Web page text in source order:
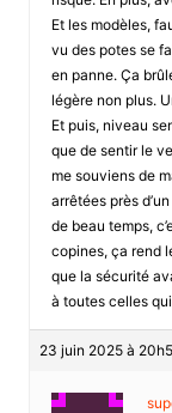
Et les modèles,
vu des potes se
en panne. Ça
légère non plus.
Et puis, niveau
que de sentir le
me souviens de
arrêtées près
de beau temps,
copines, ça rend
que la sécurité
à toutes celles
23 juin 2025 à